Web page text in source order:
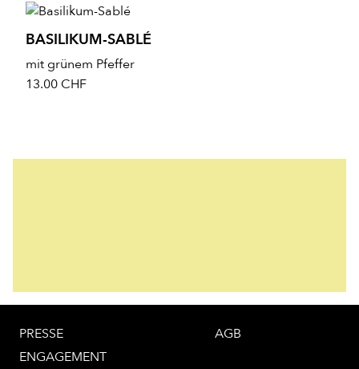
BASILIKUM-SABLÉ
mit grünem Pfeffer
13.00 CHF
PRESSE
ENGAGEMENT
AGB